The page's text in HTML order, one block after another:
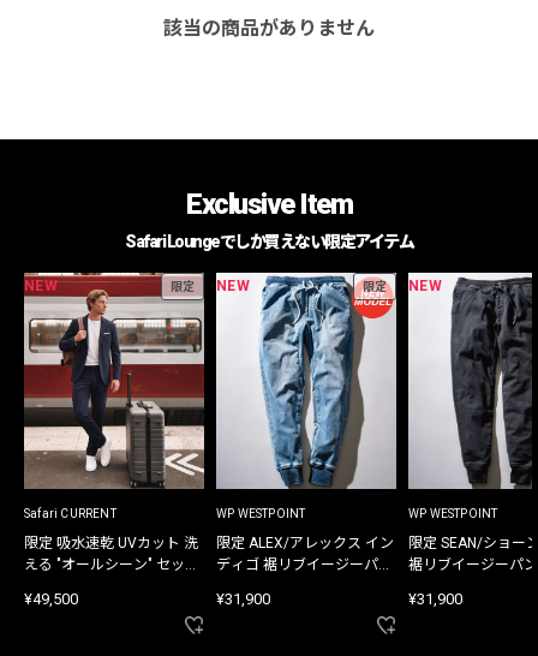
該当の商品がありません
Exclusive Item
Safari Loungeでしか買えない限定アイテム
NEW 限定
Safari CURRENT
限定 吸水速乾 UVカット 洗
える "オールシーン" セット
¥49,500
NEW 限定
WP WESTPOINT
限定 ALEX/アレックス イン
ディゴ 裾リブイージーパン
¥31,900
NEW
WP WESTPOINT
限定 SEAN/ショー
裾リブイージーパ
¥31,900